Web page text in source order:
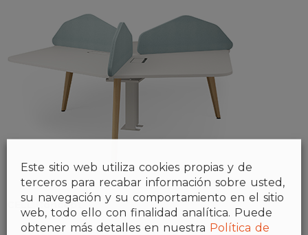
CELL Concept
Este sitio web utiliza cookies propias y de
terceros para recabar información sobre usted,
su navegación y su comportamiento en el sitio
web, todo ello con finalidad analítica. Puede
obtener más detalles en nuestra Política de